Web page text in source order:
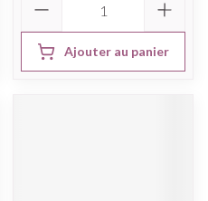
Ajouter au panier